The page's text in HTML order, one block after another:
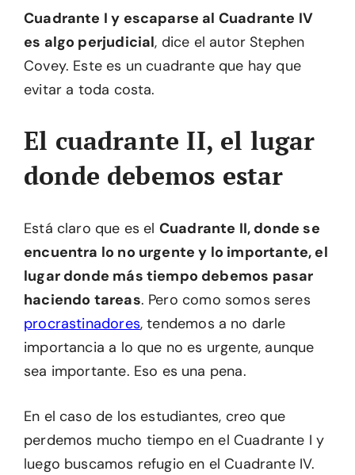
Cuadrante I y escaparse al Cuadrante IV
es algo perjudicial, dice el autor Stephen
Covey. Este es un cuadrante que hay que
evitar a toda costa.
El cuadrante II, el lugar
donde debemos estar
Está claro que es el Cuadrante II, donde se
encuentra lo no urgente y lo importante, el
lugar donde más tiempo debemos pasar
haciendo tareas. Pero como somos seres
procrastinadores, tendemos a no darle
importancia a lo que no es urgente, aunque
sea importante. Eso es una pena.
En el caso de los estudiantes, creo que
perdemos mucho tiempo en el Cuadrante I y
luego buscamos refugio en el Cuadrante IV.